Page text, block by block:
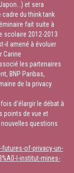
et sera
du think tank
fait suite à
scolaire 2012-2013
il amené à évoluer
Carine
les partenaires
BNP Paribas,
de la privacy.
d'élargir le débat à
points de vue et
questions
of-privacy-un-
l-institut-mines-